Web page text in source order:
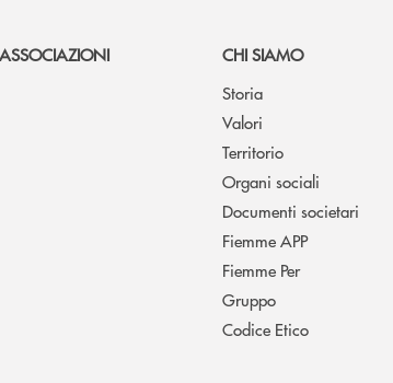
ASSOCIAZIONI
CHI SIAMO
Storia
Valori
Territorio
Organi sociali
Documenti societari
Fiemme APP
Fiemme Per
Gruppo
Codice Etico